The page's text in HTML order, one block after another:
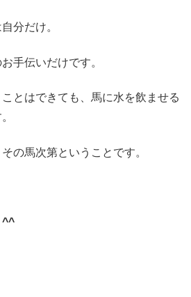
分だけ。
手伝いだけです。
とはできても、馬に水を飲ませる
の馬次第ということです。
^^